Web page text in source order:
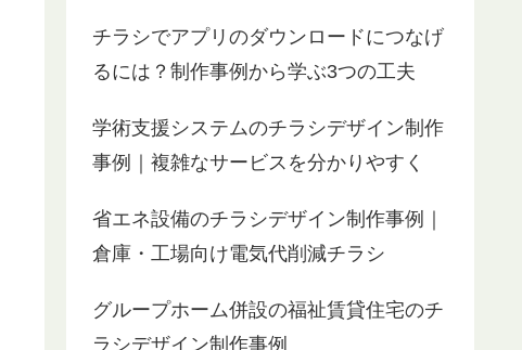
チラシでアプリのダウンロードにつなげ
るには？制作事例から学ぶ3つの工夫
学術支援システムのチラシデザイン制作
事例｜複雑なサービスを分かりやすく
省エネ設備のチラシデザイン制作事例｜
倉庫・工場向け電気代削減チラシ
グループホーム併設の福祉賃貸住宅のチ
ラシデザイン制作事例